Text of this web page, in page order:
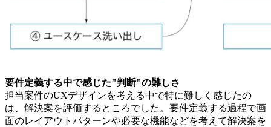
要件定義する中で感じた"判断"の難しさ
担当案件のUXデザインを考える中で特に難しく感じたの
は、解決案を評価するところでした。要件定義する過程で画
面のレイアウトパターンや必要な機能などを考えて解決案を